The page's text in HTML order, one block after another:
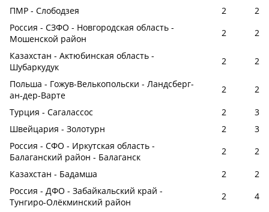
ПМР - Слободзея
2
2
Россия - СЗФО - Новгородская область -
Мошенской район
2
2
Казахстан - Актюбинская область -
Шубаркудук
2
2
Польша - Гожув-Велькопольски - Ландсберг-
ан-дер-Варте
2
2
Турция - Сагалассос
2
3
Швейцария - Золотурн
2
3
Россия - СФО - Иркутская область -
Балаганский район - Балаганск
2
2
Казахстан - Бадамша
2
2
Россия - ДФО - Забайкальский край -
Тунгиро-Олёкминский район
2
4